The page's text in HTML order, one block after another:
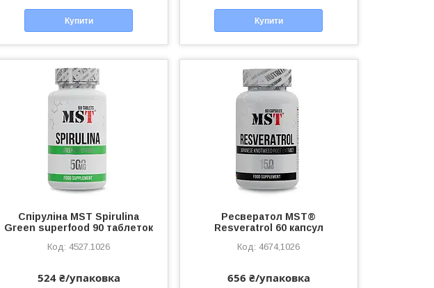
Купити Купити
Спіруліна MST Spirulina
Green superfood 90 таблеток
4527.1026
524 ₴/упаковка
Ресвератол MST®
Resveratrol 60 капсул
4674,1026
656 ₴/упаковка